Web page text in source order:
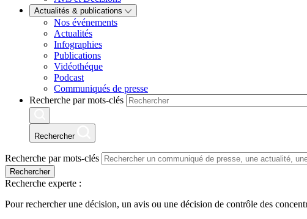
Actualités & publications
Nos événements
Actualités
Infographies
Publications
Vidéothéque
Podcast
Communiqués de presse
Recherche par mots-clés
Rechercher
Recherche par mots-clés
Rechercher
Recherche experte :
Pour rechercher une décision, un avis ou une décision de contrôle des